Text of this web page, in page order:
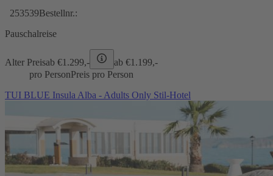
253539Bestellnr.:
Pauschalreise
Alter Preisab €1.299,- ab €1.199,-
pro PersonPreis pro Person
TUI BLUE Insula Alba - Adults Only Stil-Hotel